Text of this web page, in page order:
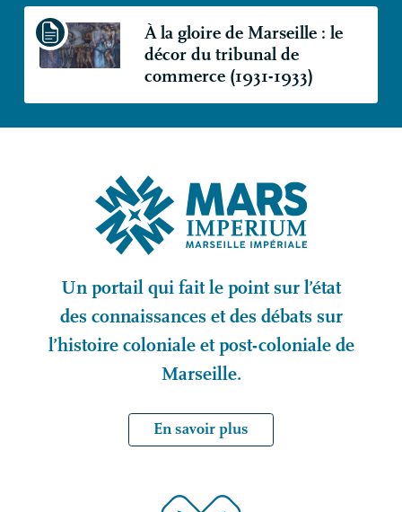
À la gloire de Marseille : le
décor du tribunal de
commerce (1931-1933)
Un portail qui fait le point sur l’état
des connaissances et des débats sur
l’histoire coloniale et post-coloniale de
Marseille.
En savoir plus